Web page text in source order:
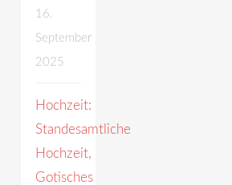
16.
September
2025
Hochzeit:
Standesamtliche
Hochzeit,
Gotisches